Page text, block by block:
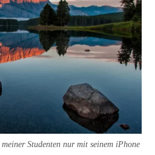
Studenten nur mit seinem iPhone